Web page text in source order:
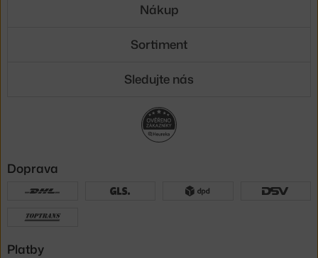
Nákup
Sortiment
Sledujte nás
Doprava
Platby